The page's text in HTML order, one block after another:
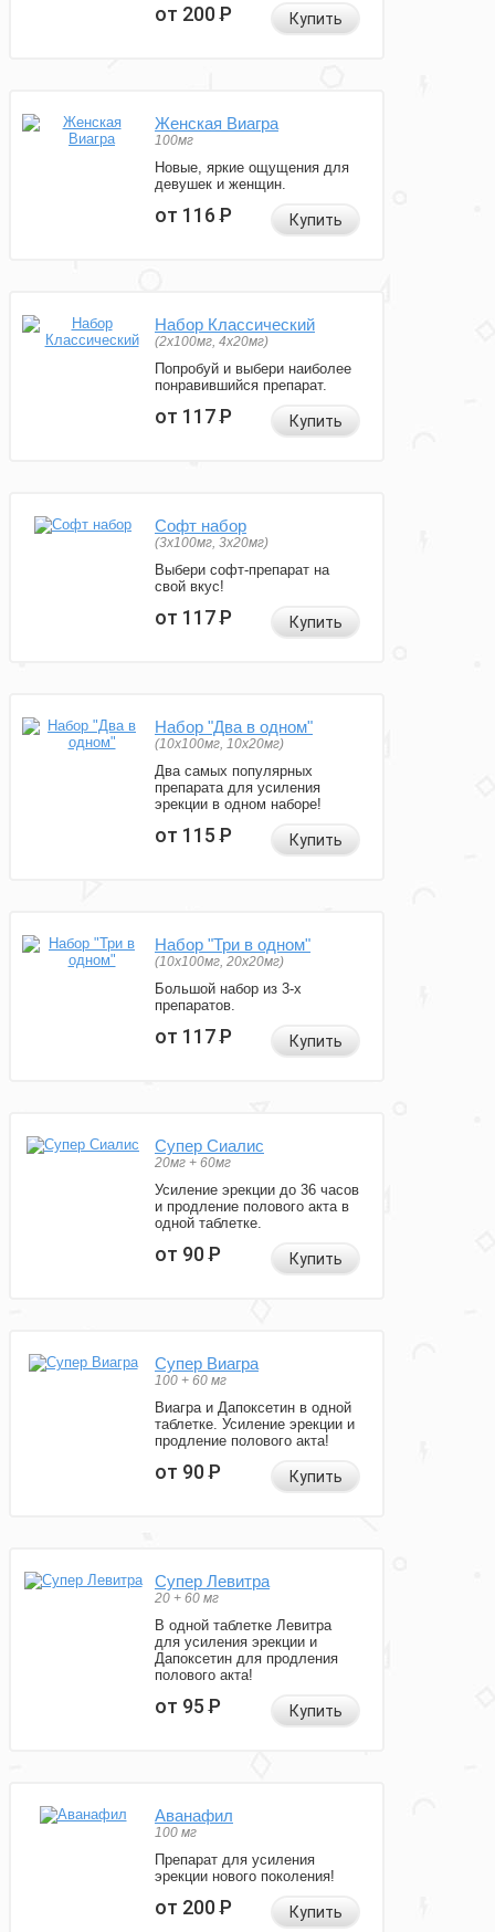
от 200Р Купить
Женская Виагра
100мг
Новые, яркие ощущения для
девушек и женщин.
от 116Р Купить
Набор Классический
(2x100мг, 4x20мг)
Попробуй и выбери наиболее
понравившийся препарат.
от 117Р Купить
Софт набор
(3x100мг, 3x20мг)
Выбери софт-препарат на
свой вкус!
от 117Р Купить
Набор "Два в одном"
(10x100мг, 10x20мг)
Два самых популярных
препарата для усиления
эрекции в одном наборе!
от 115Р Купить
Набор "Три в одном"
(10x100мг, 20x20мг)
Большой набор из 3-х
препаратов.
от 117Р Купить
Супер Сиалис
20мг + 60мг
Усиление эрекции до 36 часов
и продление полового акта в
одной таблетке.
от 90Р Купить
Супер Виагра
100 + 60 мг
Виагра и Дапоксетин в одной
таблетке. Усиление эрекции и
продление полового акта!
от 90Р Купить
Супер Левитра
20 + 60 мг
В одной таблетке Левитра
для усиления эрекции и
Дапоксетин для продления
полового акта!
от 95Р Купить
Аванафил
100 мг
Препарат для усиления
эрекции нового поколения!
от 200Р Купить